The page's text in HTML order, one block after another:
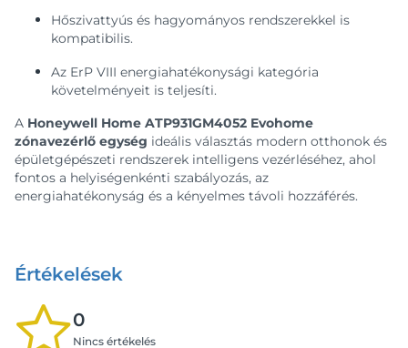
Hőszivattyús és hagyományos rendszerekkel is
kompatibilis.
Az ErP VIII energiahatékonysági kategória
követelményeit is teljesíti.
A Honeywell Home ATP931GM4052 Evohome
zónavezérlő egység ideális választás modern otthonok és
épületgépészeti rendszerek intelligens vezérléséhez, ahol
fontos a helyiségenkénti szabályozás, az
energiahatékonyság és a kényelmes távoli hozzáférés.
Értékelések
0
Nincs értékelés